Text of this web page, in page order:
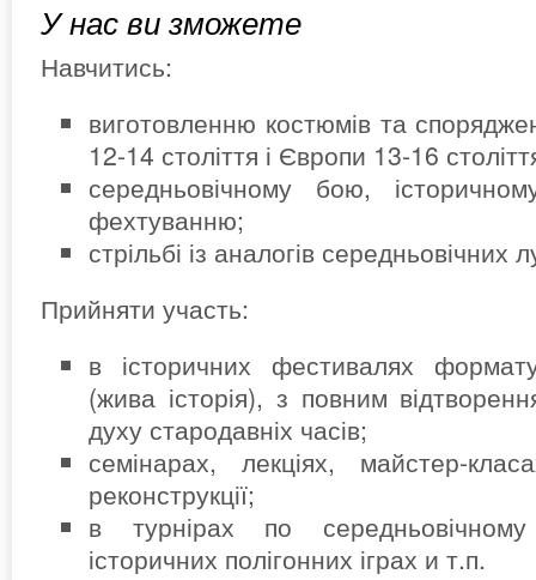
У нас ви зможете
Навчитись:
виготовленню костюмів та
12-14 століття і Європи 13-16
середньовічному бою,
фехтуванню;
стрільбі із аналогів середньовічних
Прийняти участь:
в історичних фестивалях
(жива історія), з повним
духу стародавніх часів;
семінарах, лекціях, майстер-
реконструкції;
в турнірах по
історичних полігонних іграх и т.п.